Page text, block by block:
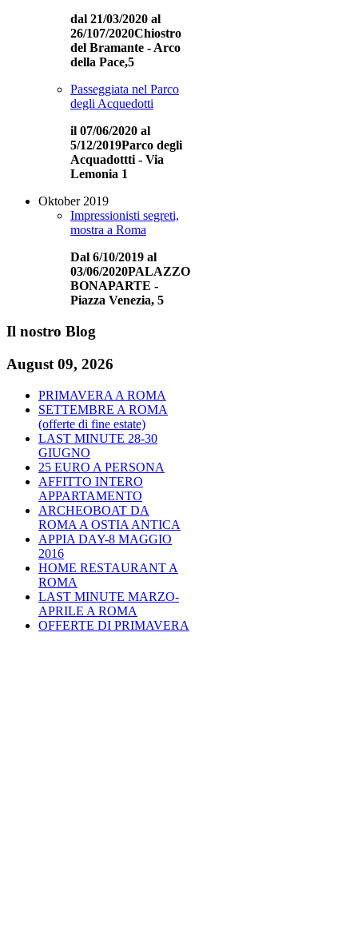
dal 21/03/2020 al
26/107/2020Chiostro
del Bramante - Arco
della Pace,5
Passeggiata nel Parco
degli Acquedotti
il 07/06/2020 al
5/12/2019Parco degli
Acquadottti - Via
Lemonia 1
Oktober 2019
Impressionisti segreti,
mostra a Roma
Dal 6/10/2019 al
03/06/2020PALAZZO
BONAPARTE -
Piazza Venezia, 5
Il nostro Blog
August 09, 2026
PRIMAVERA A ROMA
SETTEMBRE A ROMA
(offerte di fine estate)
LAST MINUTE 28-30
GIUGNO
25 EURO A PERSONA
AFFITTO INTERO
APPARTAMENTO
ARCHEOBOAT DA
ROMA A OSTIA ANTICA
APPIA DAY-8 MAGGIO
2016
HOME RESTAURANT A
ROMA
LAST MINUTE MARZO-
APRILE A ROMA
OFFERTE DI PRIMAVERA